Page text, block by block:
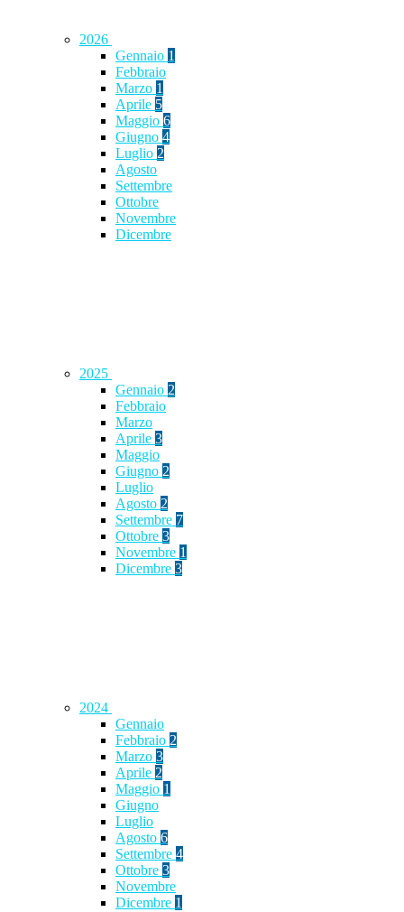
2026
Gennaio 1
Febbraio
Marzo 1
Aprile 5
Maggio 6
Giugno 4
Luglio 2
Agosto
Settembre
Ottobre
Novembre
Dicembre
2025
Gennaio 2
Febbraio
Marzo
Aprile 3
Maggio
Giugno 2
Luglio
Agosto 2
Settembre 7
Ottobre 3
Novembre 1
Dicembre 3
2024
Gennaio
Febbraio 2
Marzo 3
Aprile 2
Maggio 1
Giugno
Luglio
Agosto 6
Settembre 4
Ottobre 3
Novembre
Dicembre 1